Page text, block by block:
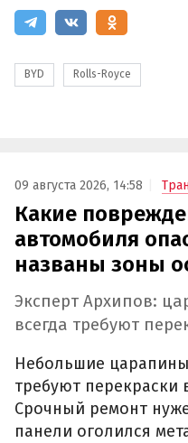
BYD Rolls-Royce
09 августа 2026, 14:58
Какие
автомобиля
названы зоны
Эксперт Архипов:
всегда требуют
Небольшие
требуют перекраски
Срочный ремонт
панели оголился